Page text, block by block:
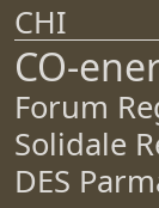
CHI
CO-
Forum
Solidale
DES